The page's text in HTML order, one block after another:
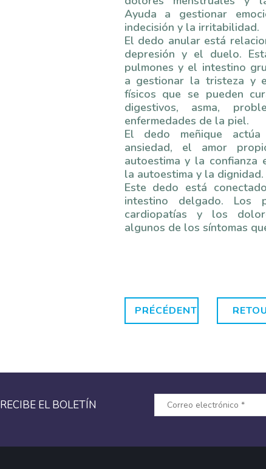
Ayuda a gestionar
indecisión y la irritabilidad.
El dedo anular está
depresión y el duelo.
pulmones y el intestino
a gestionar la tristeza y
físicos que se pueden
digestivos, asma,
enfermedades de la piel.
El dedo meñique
ansiedad, el amor
autoestima y la confianza
la autoestima y la dignidad.
Este dedo está
intestino delgado. Los
cardiopatías y los
algunos de los síntomas
PRÉCÉDENT
RECIBE EL BOLETÍN